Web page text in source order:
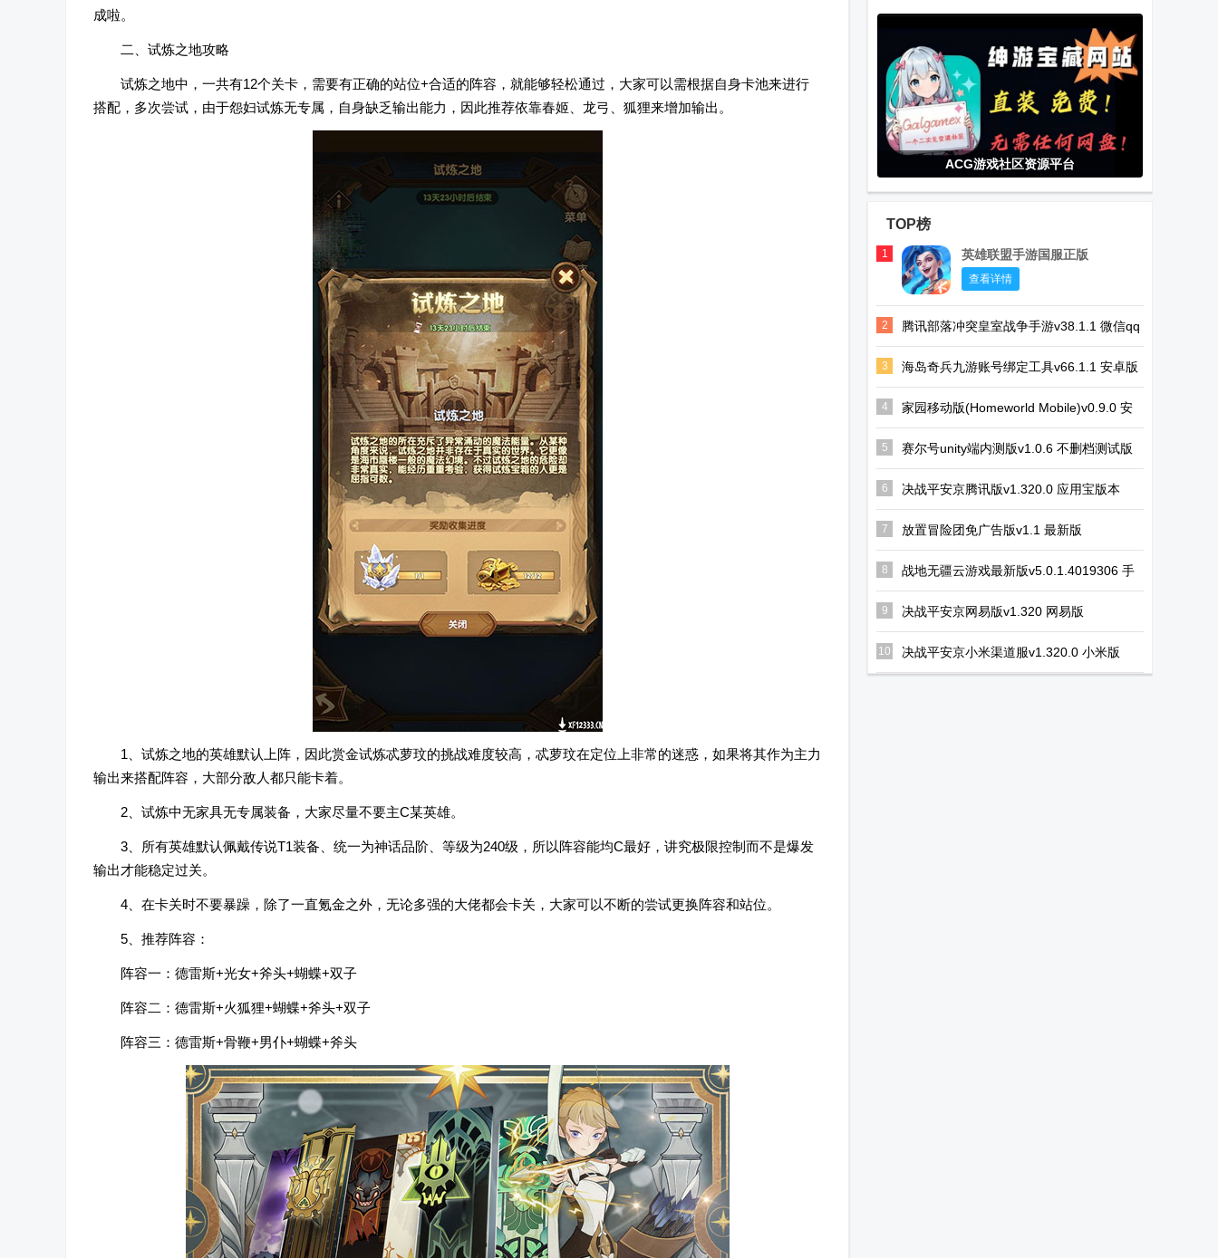
成啦。
二、试炼之地攻略
试炼之地中，一共有12个关卡，需要有正确的站位+合适的阵容，就能够轻松通过，大家可以需根据自身卡池来进行
搭配，多次尝试，由于怨妇试炼无专属，自身缺乏输出能力，因此推荐依靠春姬、龙弓、狐狸来增加输出。
1、试炼之地的英雄默认上阵，因此赏金试炼忒萝玟的挑战难度较高，忒萝玟在定位上非常的迷惑，如果将其作为主力
输出来搭配阵容，大部分敌人都只能卡着。
2、试炼中无家具无专属装备，大家尽量不要主C某英雄。
3、所有英雄默认佩戴传说T1装备、统一为神话品阶、等级为240级，所以阵容能均C最好，讲究极限控制而不是爆发
输出才能稳定过关。
4、在卡关时不要暴躁，除了一直氪金之外，无论多强的大佬都会卡关，大家可以不断的尝试更换阵容和站位。
5、推荐阵容：
阵容一：德雷斯+光女+斧头+蝴蝶+双子
阵容二：德雷斯+火狐狸+蝴蝶+斧头+双子
阵容三：德雷斯+骨鞭+男仆+蝴蝶+斧头
ACG游戏社区资源平台
TOP榜
1 英雄联盟手游国服正版
查看详情
2
腾讯部落冲突皇室战争手游v38.1.1 微信qq
一键登录版
3 海岛奇兵九游账号绑定工具v66.1.1 安卓版
4
家园移动版(Homeworld Mobile)v0.9.0 安
卓手机最新版
5 赛尔号unity端内测版v1.0.6 不删档测试版
6 决战平安京腾讯版v1.320.0 应用宝版本
7 放置冒险团免广告版v1.1 最新版
8
战地无疆云游戏最新版v5.0.1.4019306 手
机版
9 决战平安京网易版v1.320 网易版
10 决战平安京小米渠道服v1.320.0 小米版